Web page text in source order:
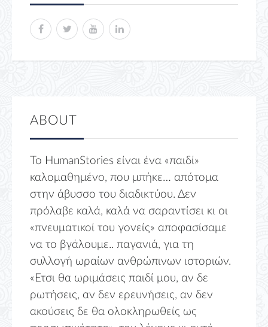
ABOUT
Το HumanStories είναι ένα «παιδί»
καλομαθημένο, που μπήκε… απότομα
στην άβυσσο του διαδικτύου. Δεν
πρόλαβε καλά, καλά να σαραντίσει κι οι
«πνευματικοί του γονείς» αποφασίσαμε
να το βγάλουμε.. παγανιά, για τη
συλλογή ωραίων ανθρώπινων ιστοριών.
«Ετσι θα ωριμάσεις παιδί μου, αν δε
ρωτήσεις, αν δεν ερευνήσεις, αν δεν
ακούσεις δε θα ολοκληρωθείς ως